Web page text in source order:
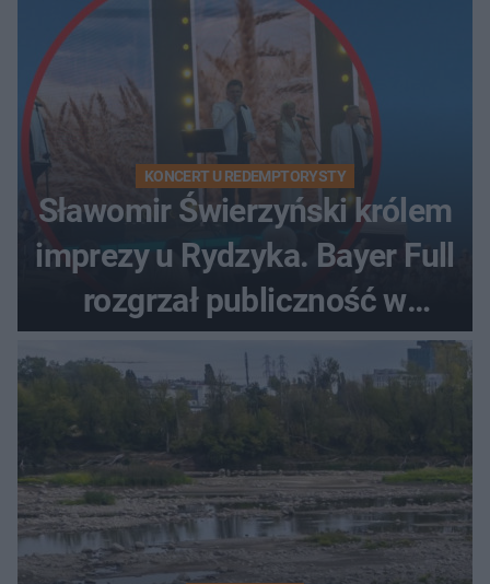
KONCERT U REDEMPTORYSTY
Sławomir Świerzyński królem
imprezy u Rydzyka. Bayer Full
rozgrzał publiczność w
Toruniu